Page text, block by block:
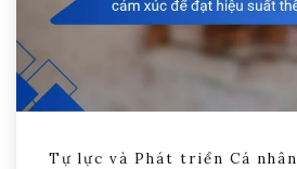
Tự lực và Phát triển Cá nhân